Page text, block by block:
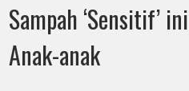
Sampah ‘Sensitif’
Anak-anak